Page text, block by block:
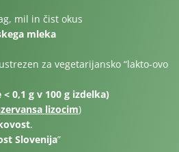
mil in čist okus
mleka
za vegetarijansko “lakto-ovo
0,1 g v 100 g izdelka)
lizocim)
.
Slovenija”